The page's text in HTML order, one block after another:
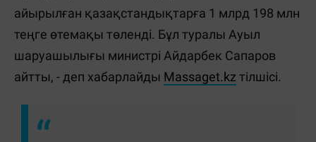
айырылған қазақстандықтарға 1 млрд 198 млн
теңге өтемақы төленді. Бұл туралы Ауыл
шаруашылығы министрі Айдарбек Сапаров
айтты, - деп хабарлайды Massaget.kz тілшісі.